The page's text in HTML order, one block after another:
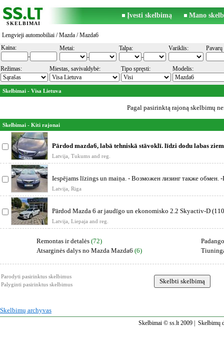
SKELBIMAI
Įvesti skelbimą Mano
Lengvieji automobiliai /Mazda / Mazda6
Kaina:
-
Metai:
-
Talpa:
-
Variklis: Pavarų
Režimas: Miestas, savivaldybė: Tipo spręsti: Modelis:
Skelbimai - Visa Lietuva
Pagal pasirinktą rajoną skelbimų
Skelbimai - Kiti rajonai
Pārdod mazda6, labā tehniskā stāvoklī. līdzi dodu labas
metāla
Latvija, Tukums and reg.
Iespējams līzings un maiņa. - Возможен лизинг также обмен.
Latvija, Riga
Pārdod Mazda 6 ar jaudīgo un ekonomisko 2.2 Skyactiv-D
dīzeļdz
Latvija, Liepaja and reg.
Remontas ir detalės (72)
Atsarginės dalys no Mazda Mazda6 (6)
Parodyti pasirinktus skelbimus
Palyginti pasirinktus skelbimus
Skelbimų archyvas
Skelbimai © ss.lt 2009 | Skelbimų